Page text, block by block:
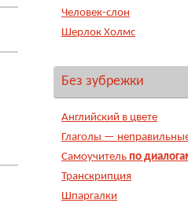
Человек-слон
Шерлок Холмс
Без зубрежки
Английский в цвете
Глаголы —
Самоучитель по
Транскрипция
Шпаргалки